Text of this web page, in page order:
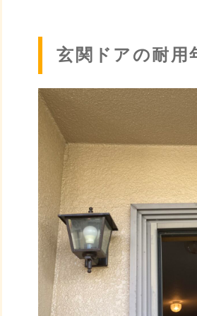
玄関ドアの耐用